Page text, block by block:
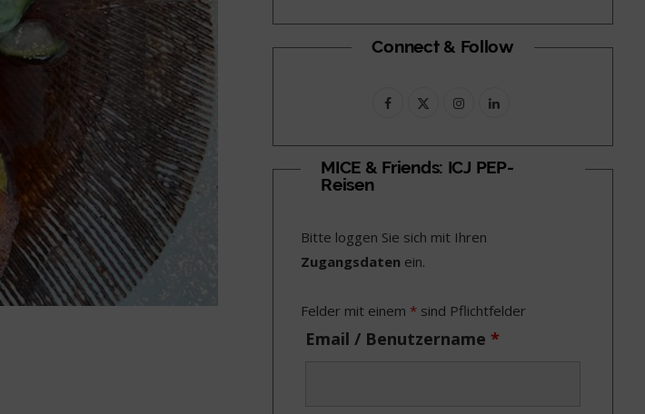
Connect & Follow
F
c
o
k
T
e
r
I
s
a
m
L
n
n
MICE & Friends: ICJ PEP-
Reisen
Bitte loggen Sie sich mit Ihren
Zugangsdaten ein.
Felder mit einem * sind Pflichtfelder
Email / Benutzername*